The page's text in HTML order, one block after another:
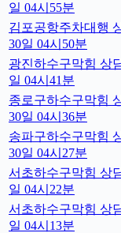
일 04시55분
김포공항주차대행
30일 04시50분
광진하수구막힘 상
일 04시41분
종로구하수구막힘
30일 04시36분
송파구하수구막힘
30일 04시27분
서초하수구막힘 상
일 04시22분
서초하수구막힘 상
일 04시13분